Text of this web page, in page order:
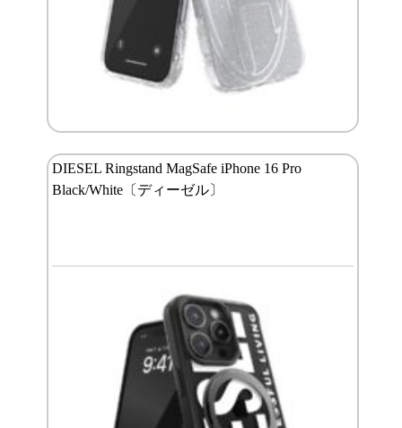
DIESEL Ringstand MagSafe iPhone 16 Pro
Black/White〔ディーゼル〕